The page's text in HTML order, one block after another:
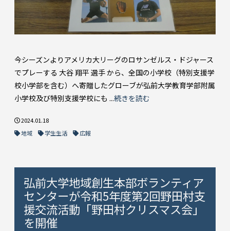
今シーズンよりアメリカ大リーグのロサンゼルス・ドジャース
でプレーする 大谷 翔平 選手 から、全国の小学校（特別支援学
校小学部を含む）へ寄贈したグローブが弘前大学教育学部附属
小学校及び特別支援学校にも ...続きを読む
2024.01.18
地域
学生生活 広報
弘前大学地域創生本部ボランティア
センターが令和5年度第2回野田村支
援交流活動「野田村クリスマス会」
を開催